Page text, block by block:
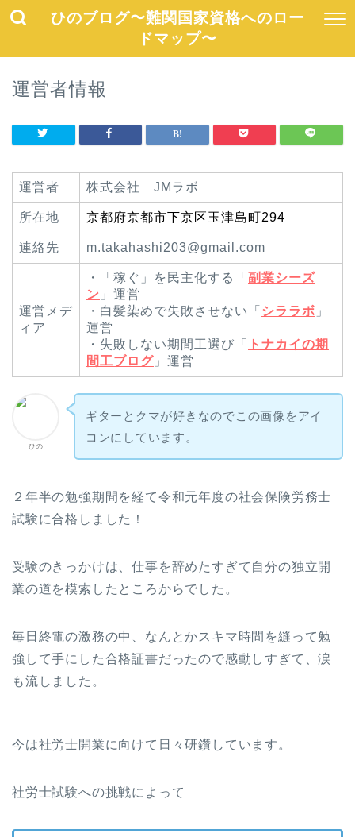
ひのブログ〜難関国家資格へのロー
ドマップ〜
運営者情報
運営者 株式会社 JMラボ
所在地 京都府京都市下京区玉津島町294
連絡先 m.takahashi203@gmail.com
運営メデ
ィア
・「稼ぐ」を民主化する「 副業シーズ
ン 」運営
・白髪染めで失敗させない「 シララボ 」
運営
・失敗しない期間工選び「
トナカイの期
間工ブログ 」運営
ひの
ギターとクマが好きなのでこの画像をアイ
コンにしています。
２年半の勉強期間を経て令和元年度の社会保険労務士
試験に合格 しました！
受験のきっかけは、仕事を辞めたすぎて自分の独立開
業の道を模索したところからでした。
毎日終電の激務の中、なんとかスキマ時間を縫って勉
強して手にした合格証書だったので感動しすぎて、涙
も流しました。
今は社労士開業に向けて日々研鑽しています。
社労士試験への挑戦によって